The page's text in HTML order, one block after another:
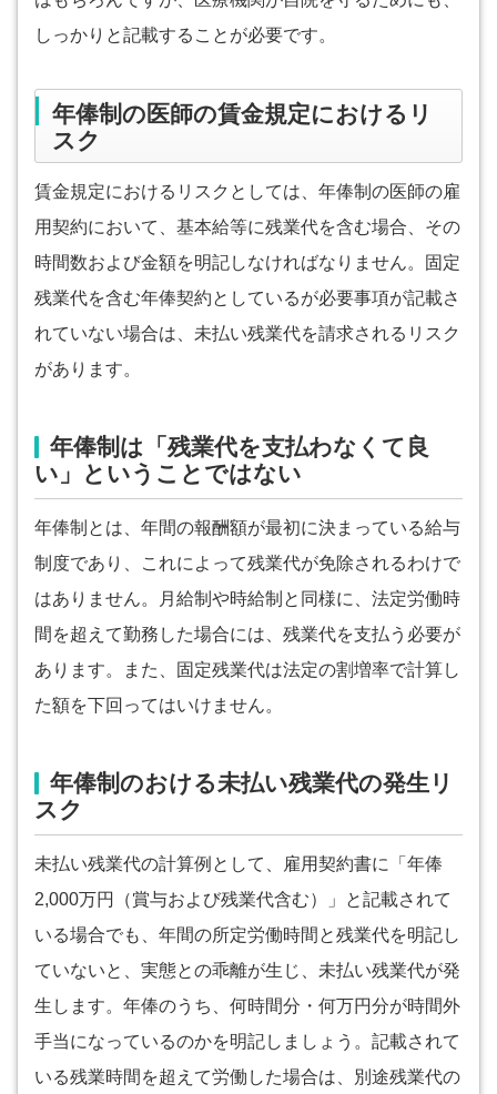
しっかりと記載することが必要です。
年俸制の医師の賃金規定におけるリ
スク
賃金規定におけるリスクとしては、年俸制の医師の雇
用契約において、基本給等に残業代を含む場合、その
時間数および金額を明記しなければなりません。固定
残業代を含む年俸契約としているが必要事項が記載さ
れていない場合は、未払い残業代を請求されるリスク
があります。
年俸制は「残業代を支払わなくて良
い」ということではない
年俸制とは、年間の報酬額が最初に決まっている給与
制度であり、これによって残業代が免除されるわけで
はありません。月給制や時給制と同様に、法定労働時
間を超えて勤務した場合には、残業代を支払う必要が
あります。また、固定残業代は法定の割増率で計算し
た額を下回ってはいけません。
年俸制のおける未払い残業代の発生リ
スク
未払い残業代の計算例として、雇用契約書に「年俸
2,000万円（賞与および残業代含む）」と記載されて
いる場合でも、年間の所定労働時間と残業代を明記し
ていないと、実態との乖離が生じ、未払い残業代が発
生します。年俸のうち、何時間分・何万円分が時間外
手当になっているのかを明記しましょう。記載されて
いる残業時間を超えて労働した場合は、別途残業代の